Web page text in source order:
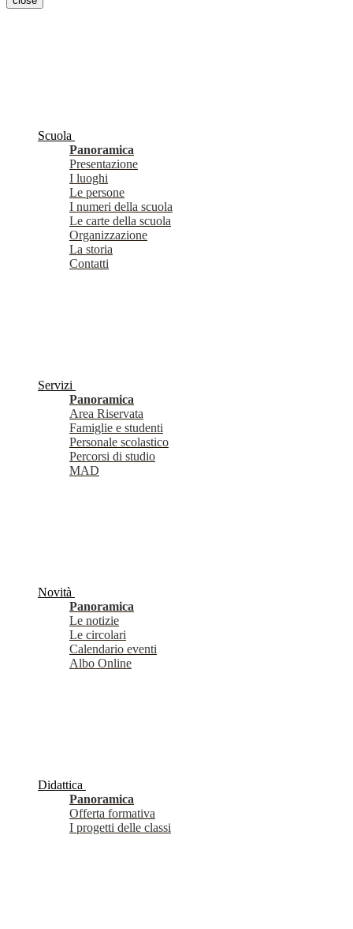
Scuola
Panoramica
Presentazione
I luoghi
Le persone
I numeri della scuola
Le carte della scuola
Organizzazione
La storia
Contatti
Servizi
Panoramica
Area Riservata
Famiglie e studenti
Personale scolastico
Percorsi di studio
MAD
Novità
Panoramica
Le notizie
Le circolari
Calendario eventi
Albo Online
Didattica
Panoramica
Offerta formativa
I progetti delle classi